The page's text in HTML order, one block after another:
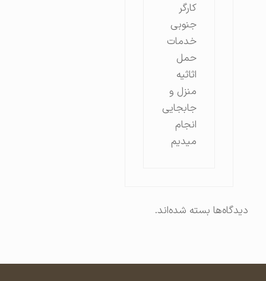
کارگر
جنوبی
خدمات
حمل
اثاثیه
منزل و
جابجایی
انجام
میدیم
دیدگاه‌ها بسته شده‌اند.